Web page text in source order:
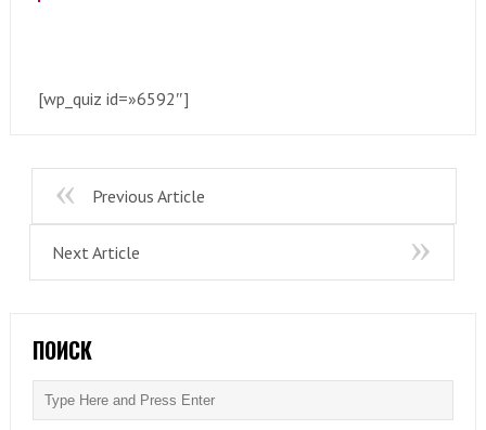
[wp_quiz id=»6592″]
Previous Article
Next Article
ПОИСК